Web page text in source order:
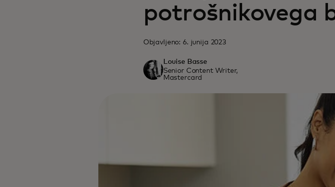
potrošnikovega
Objavljeno: 6. junija 2023
Louise Basse
Senior Content Writer,
Mastercard